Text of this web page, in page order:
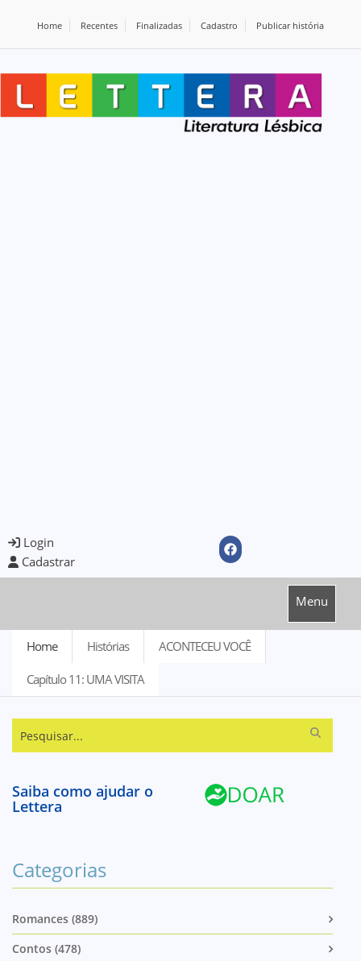
Home Recentes Finalizadas Cadastro Publicar história
Login
Cadastrar
Menu
Home Histórias ACONTECEU VOCÊ
Capítulo 11: UMA VISITA
Saiba como ajudar o
Lettera
Categorias
Romances (889)
Contos (478)